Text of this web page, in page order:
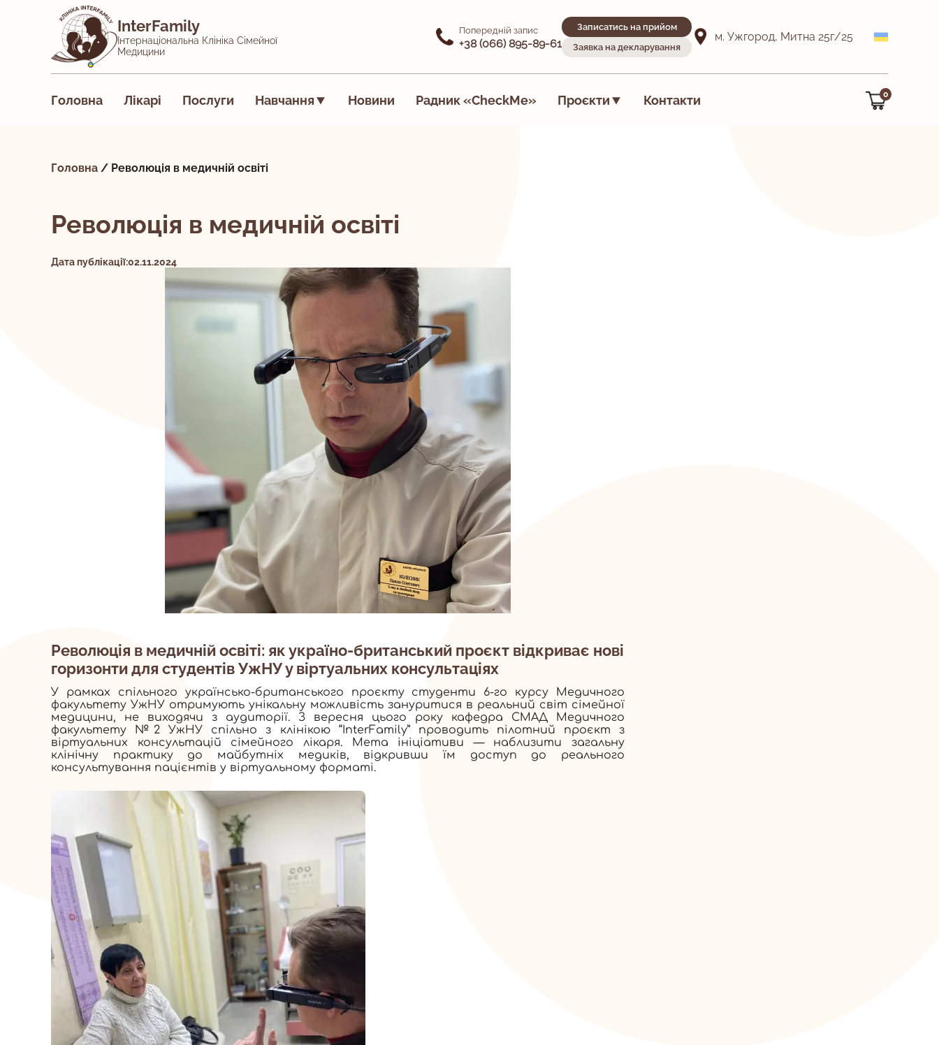
InterFamily
Інтернаціональна Клініка Сімейної
Медицини
Попередній запис
+38 (066) 895-89-61
Записатись на прийом
Заявка на декларування
м. Ужгород, Митна 25г/25
Головна Лікарі Послуги Навчання Новини Радник «CheckMe» Проєкти Контакти 0
Головна / Революція в медичній освіті
Революція в медичній освіті
Дата публікації:02.11.2024
Революція в медичній освіті: як україно-британський проєкт відкриває нові
горизонти для студентів УжНУ у віртуальних консультаціях
У рамках спільного українсько-британського проєкту студенти 6-го курсу Медичного
факультету УжНУ отримують унікальну можливість зануритися в реальний світ сімейної
медицини, не виходячи з аудиторії. З вересня цього року кафедра СМАД Медичного
факультету №2 УжНУ спільно з клінікою “InterFamily” проводить пілотний проєкт з
віртуальних консультацій сімейного лікаря. Мета ініціативи — наблизити загальну
клінічну практику до майбутніх медиків, відкривши їм доступ до реального
консультування пацієнтів у віртуальному форматі.